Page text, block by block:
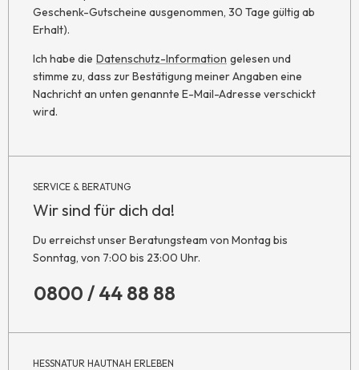
Geschenk-Gutscheine ausgenommen, 30 Tage gültig ab
Erhalt).
Ich habe die Datenschutz-Information gelesen und
stimme zu, dass zur Bestätigung meiner Angaben eine
Nachricht an unten genannte E-Mail-Adresse verschickt
wird.
SERVICE & BERATUNG
Wir sind für dich da!
Du erreichst unser Beratungsteam von Montag bis
Sonntag, von 7:00 bis 23:00 Uhr.
0800 / 44 88 88
HESSNATUR HAUTNAH ERLEBEN